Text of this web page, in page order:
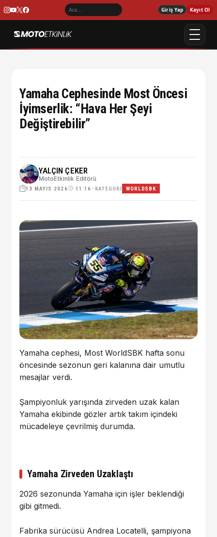
Giriş Yap Kayıt Ol
Yamaha Cephesinde Most Öncesi
İyimserlik: “Hava Her Şeyi
Değiştirebilir”
YALÇIN ÇEKER
MotoEtkinlik Editörü
13 MAYIS 2026 11:16 • KATEGORI WORLDSBK
Yamaha cephesi, Most WorldSBK hafta sonu
öncesinde sezonun geri kalanına dair umutlu
mesajlar verdi.
Şampiyonluk yarışında zirveden uzak kalan
Yamaha ekibinde gözler artık takım içindeki
mücadeleye çevrilmiş durumda.
Yamaha Zirveden Uzaklaştı
2026 sezonunda Yamaha için işler beklendiği
gibi gitmedi.
Fabrika sürücüsü Andrea Locatelli, şampiyona